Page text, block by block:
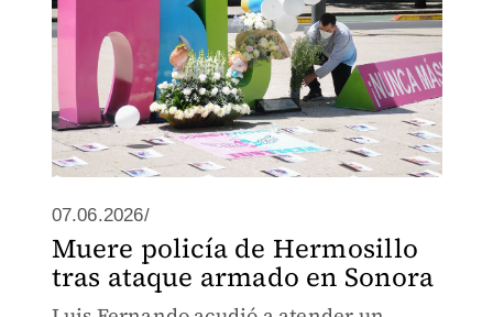
07.06.2026/
Muere policía de Hermosillo
tras ataque armado en Sonora